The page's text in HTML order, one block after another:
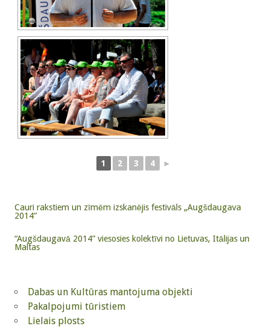
1 2 3 4 ►
Cauri rakstiem un zīmēm izskanējis festivāls „Augšdaugava
2014”
“Augšdaugavā 2014” viesosies kolektīvi no Lietuvas, Itālijas un
Maltas
Dabas un Kultūras mantojuma objekti
Pakalpojumi tūristiem
Lielais plosts